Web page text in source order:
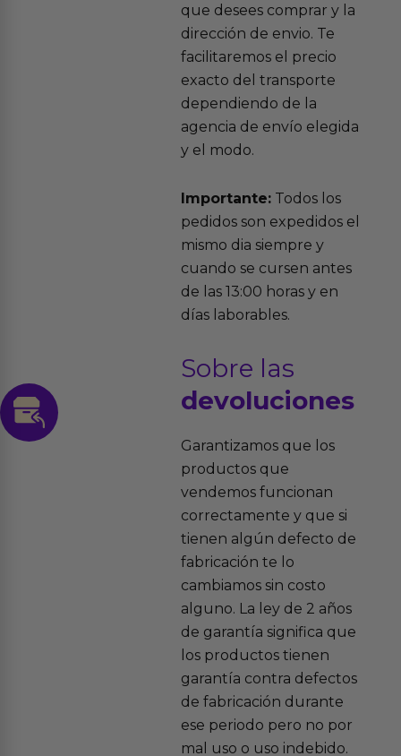
que desees comprar y la
dirección de envio. Te
facilitaremos el precio
exacto del transporte
dependiendo de la
agencia de envío elegida
y el modo.
Importante:Todos los
pedidos son expedidos el
mismo dia siempre y
cuando se cursen antes
de las 13:00 horas y en
días laborables.
Sobre las
devoluciones
Garantizamos que los
productos que
vendemos funcionan
correctamente y que si
tienen algún defecto de
fabricación te lo
cambiamos sin costo
alguno. La ley de 2 años
de garantía significa que
los productos tienen
garantía contra defectos
de fabricación durante
ese periodo pero no por
mal uso o uso indebido.